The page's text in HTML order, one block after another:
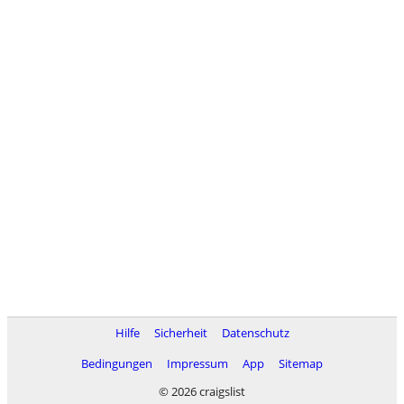
Hilfe Sicherheit
Datenschutz
Bedingungen
Impressum App
Sitemap
© 2026 craigslist